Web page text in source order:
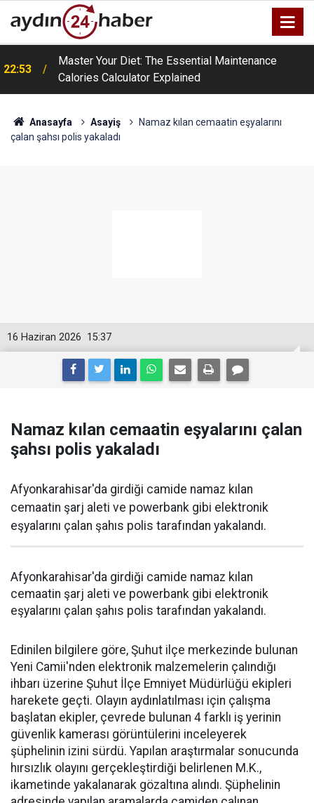
22:53
Master Your Diet: The Essential Maintenance
Calories Calculator Explained
Anasayfa Asayiş
Namaz kılan cemaatin eşyalarını
çalan şahsı polis yakaladı
15:37
16 Haziran 2026
Namaz kılan cemaatin eşyalarını çalan
şahsı polis yakaladı
Afyonkarahisar'da girdiği camide namaz kılan
cemaatin şarj aleti ve powerbank gibi elektronik
eşyalarını çalan şahıs polis tarafından yakalandı.
Afyonkarahisar'da girdiği camide namaz kılan
cemaatin şarj aleti ve powerbank gibi elektronik
eşyalarını çalan şahıs polis tarafından yakalandı.
Edinilen bilgilere göre, Şuhut ilçe merkezinde bulunan
Yeni Camii'nden elektronik malzemelerin çalındığı
ihbarı üzerine Şuhut İlçe Emniyet Müdürlüğü ekipleri
harekete geçti. Olayın aydınlatılması için çalışma
başlatan ekipler, çevrede bulunan 4 farklı iş yerinin
güvenlik kamerası görüntülerini inceleyerek
şüphelinin izini sürdü. Yapılan araştırmalar sonucunda
hırsızlık olayını gerçekleştirdiği belirlenen M.K.,
ikametinde yakalanarak gözaltına alındı. Şüphelinin